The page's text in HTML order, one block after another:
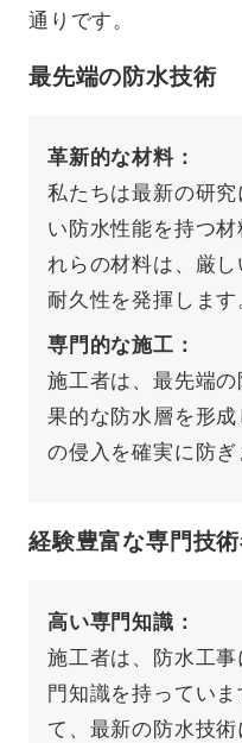
通りです。
最先端の防水技術
革新的な材料
私たちは最新の研
い防水性能を持つ
れらの材料は、厳
耐久性を発揮します
専門的な施工
施工者は、最先端
果的な防水層を形
の侵入を確実に防ぎ
経験豊富な専門技
高い専門知識
施工者は、防水工
門知識を持ってい
て、最新の防水技